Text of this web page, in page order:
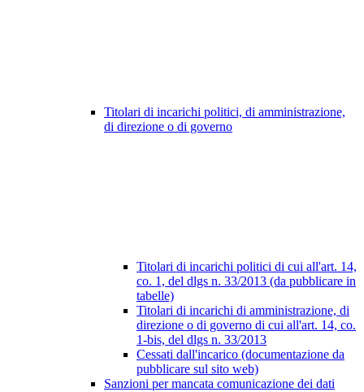
Titolari di incarichi politici, di amministrazione,
di direzione o di governo
Titolari di incarichi politici di cui all'art. 14,
co. 1, del dlgs n. 33/2013 (da pubblicare in
tabelle)
Titolari di incarichi di amministrazione, di
direzione o di governo di cui all'art. 14, co.
1-bis, del dlgs n. 33/2013
Cessati dall'incarico (documentazione da
pubblicare sul sito web)
Sanzioni per mancata comunicazione dei dati